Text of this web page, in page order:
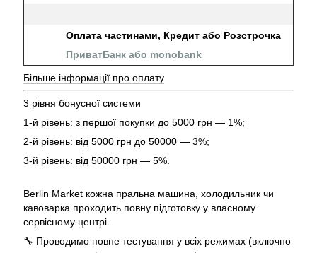
Оплата частинами, Кредит або Розстрочка
ПриватБанк або monobank
Більше інформації про оплату
3 рівня бонусної системи
1-й рівень: з першої покупки до 5000 грн — 1%;
2-й рівень: від 5000 грн до 50000 — 3%;
3-й рівень: від 50000 грн — 5%.
Berlin Market кожна пральна машина, холодильник чи
кавоварка проходить повну підготовку у власному
сервісному центрі.
🔧 Проводимо повне тестування у всіх режимах (включно